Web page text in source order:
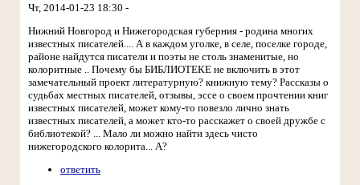
Чт, 2014-01-23 18:30 -
Нижний Новгород и Нижегородская губерния - родина многих
известных писателей.... А в каждом уголке, в селе, поселке городе,
районе найдутся писатели и поэты не столь знаменитые, но
колоритные .. Почему бы БИБЛИОТЕКЕ не включить в этот
замечательный проект литературную? книжную тему? Рассказы о
судьбах местных писателей, отзывы, эссе о своем прочтении книг
известных писателей, может кому-то повезло лично знать
известных писателей, а может кто-то расскажет о своей дружбе с
библиотекой? ... Мало ли можно найти здесь чисто
нижегородского колорита... А?
ответить